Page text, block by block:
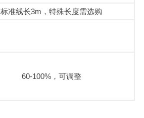
标准线长3m，特殊长度需选购
60-100%，可调整